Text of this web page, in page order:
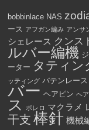
bobbinlace NAS
ース アフガン編み アンサ
シェレース クンス
ルバー編機
ーター タティン
ッティング バテンレース
バー ヘアピン ヘ
ス ボレロ マクラメ
干支 棒針 機械